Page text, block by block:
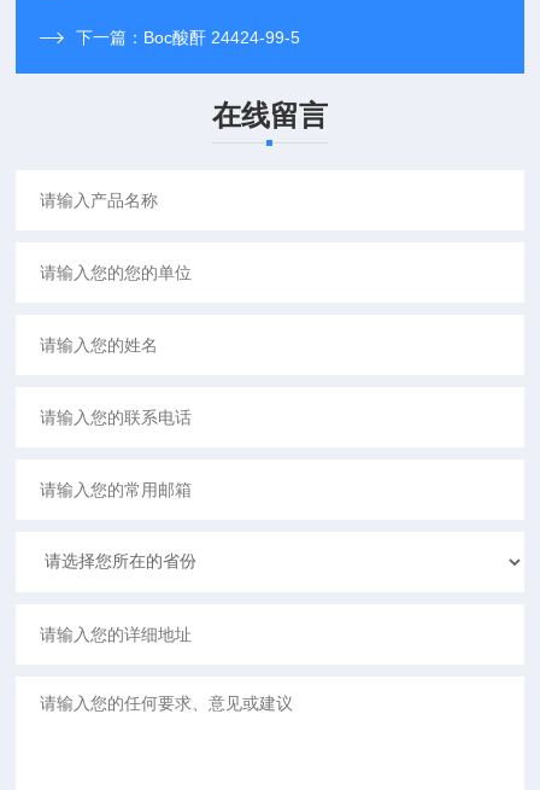
下一篇： Boc酸酐 24424-99-5
在线留言